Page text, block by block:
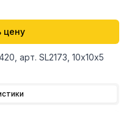
цену
арт. SL2173, 10х10х5